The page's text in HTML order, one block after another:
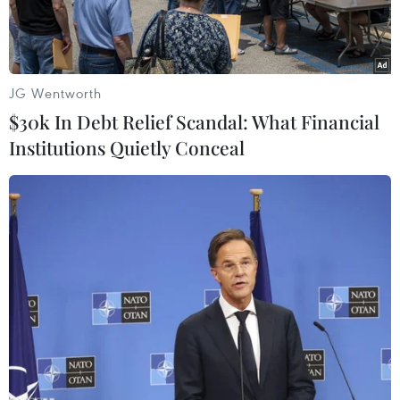
Công nhân làm việc tại một nhà máy ở Herten (Đức). (Ảnh:
AFP/TTXVN)
Nền kinh tế Đức được dự báo sẽ thoát khỏi suy
thoái "trong gang tấc" và đạt mức tăng trưởng
khiêm tốn trong quý đầu năm 2023.
JG Wentworth
$30k In Debt Relief Scandal: What Financial
Institutions Quietly Conceal